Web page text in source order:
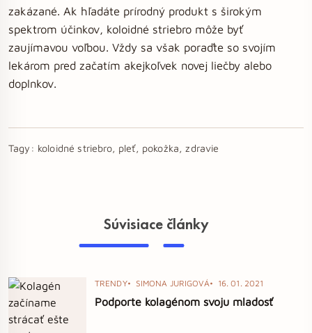
zakázané. Ak hľadáte prírodný produkt s širokým
spektrom účinkov, koloidné striebro môže byť
zaujímavou voľbou. Vždy sa však poraďte so svojím
lekárom pred začatím akejkoľvek novej liečby alebo
doplnkov.
Tagy: koloidné striebro, pleť, pokožka, zdravie
Súvisiace články
TRENDY SIMONA JURIGOVÁ 16. 01. 2021
Podporte kolagénom svoju mladosť